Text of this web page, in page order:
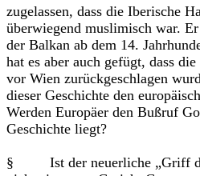
zugelassen, dass die Iberische
überwiegend muslimisch war. Er
der Balkan ab dem 14.
hat es aber auch gefügt, dass
vor Wien zurückgeschlagen
dieser Geschichte den
Werden Europäer den Bußruf
Geschichte liegt?
§ Ist der neuerliche „Griff